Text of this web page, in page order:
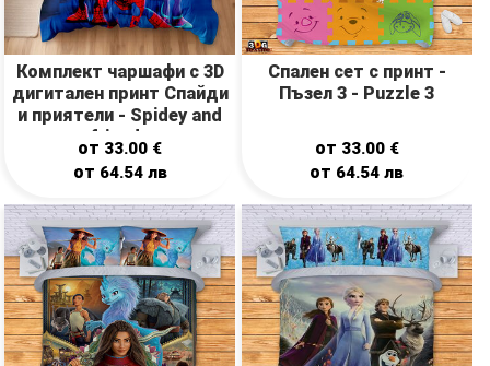
Комплект чаршафи с 3D
дигитален принт Спайди
и приятели - Spidey and
friends
от 33.00 €
от 64.54 лв
Спален сет с принт -
Пъзел 3 - Puzzle 3
от 33.00 €
от 64.54лв